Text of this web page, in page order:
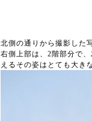
北側の通りから撮影した
右側上部は、2階部分で
えるその姿はとても大き